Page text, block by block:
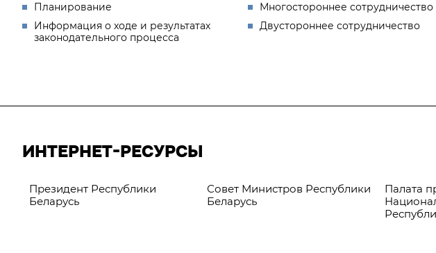
Планирование
Информация о ходе и результатах
законодательного процесса
Многостороннее сотрудничество
Двустороннее сотрудничество
ИНТЕРНЕТ-РЕСУРСЫ
Президент Республики
Беларусь
Совет Министров Республики
Беларусь
Палата